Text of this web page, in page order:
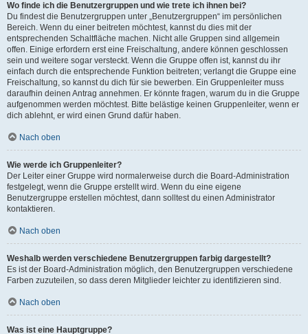
Wo finde ich die Benutzergruppen und wie trete ich ihnen bei?
Du findest die Benutzergruppen unter „Benutzergruppen“ im persönlichen
Bereich. Wenn du einer beitreten möchtest, kannst du dies mit der
entsprechenden Schaltfläche machen. Nicht alle Gruppen sind allgemein
offen. Einige erfordern erst eine Freischaltung, andere können geschlossen
sein und weitere sogar versteckt. Wenn die Gruppe offen ist, kannst du ihr
einfach durch die entsprechende Funktion beitreten; verlangt die Gruppe eine
Freischaltung, so kannst du dich für sie bewerben. Ein Gruppenleiter muss
daraufhin deinen Antrag annehmen. Er könnte fragen, warum du in die Gruppe
aufgenommen werden möchtest. Bitte belästige keinen Gruppenleiter, wenn er
dich ablehnt, er wird einen Grund dafür haben.
Nach oben
Wie werde ich Gruppenleiter?
Der Leiter einer Gruppe wird normalerweise durch die Board-Administration
festgelegt, wenn die Gruppe erstellt wird. Wenn du eine eigene
Benutzergruppe erstellen möchtest, dann solltest du einen Administrator
kontaktieren.
Nach oben
Weshalb werden verschiedene Benutzergruppen farbig dargestellt?
Es ist der Board-Administration möglich, den Benutzergruppen verschiedene
Farben zuzuteilen, so dass deren Mitglieder leichter zu identifizieren sind.
Nach oben
Was ist eine Hauptgruppe?